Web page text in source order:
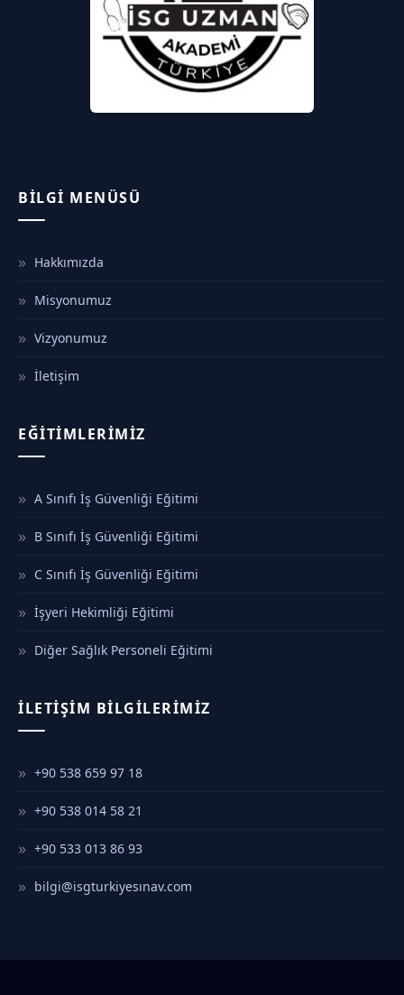
BILGI MENÜSÜ
Hakkımızda
Misyonumuz
Vizyonumuz
İletişim
EĞITIMLERIMIZ
A Sınıfı İş Güvenliği Eğitimi
B Sınıfı İş Güvenliği Eğitimi
C Sınıfı İş Güvenliği Eğitimi
İşyeri Hekimliği Eğitimi
Diğer Sağlık Personeli Eğitimi
İLETIŞIM BILGILERIMIZ
+90 538 659 97 18
+90 538 014 58 21
+90 533 013 86 93
bilgi@isgturkiyesınav.com